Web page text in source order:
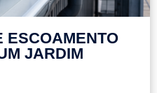
ESCOAMENTO
JARDIM